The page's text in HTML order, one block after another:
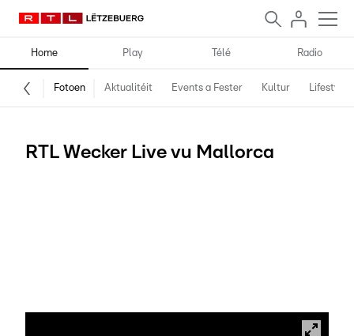
Home Play Télé Radio
Fotoen Aktualitéit Events a Fester Kultur Lifestyle
RTL Wecker Live vu Mallorca